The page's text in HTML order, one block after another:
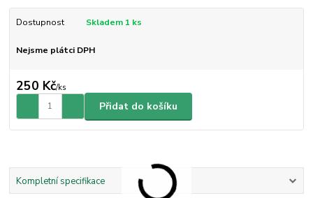
Dostupnost Skladem 1 ks
Nejsme plátci DPH
250 Kč/ks
Přidat do košíku
Kompletní specifikace